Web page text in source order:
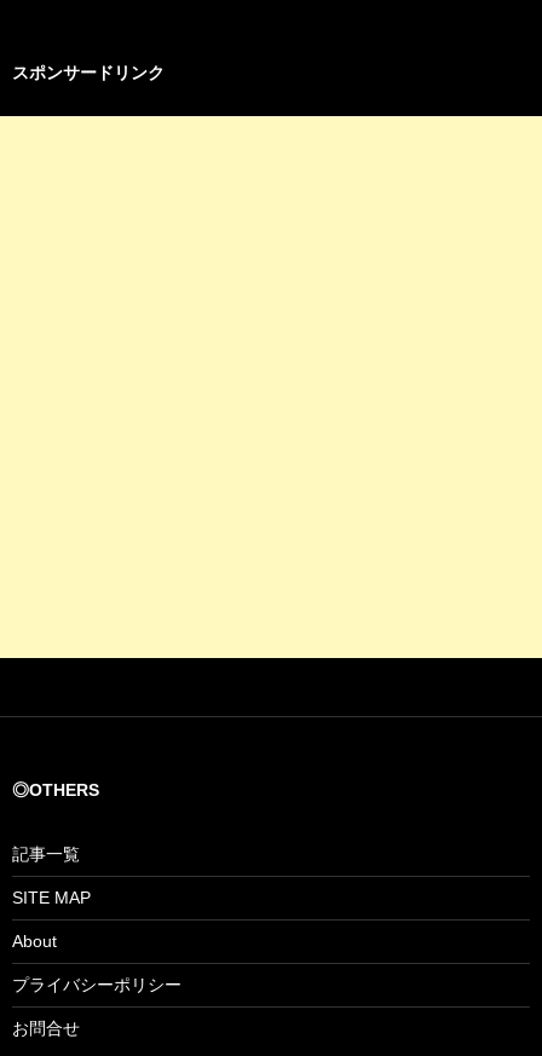
スポンサードリンク
◎OTHERS
記事一覧
SITE MAP
About
プライバシーポリシー
お問合せ